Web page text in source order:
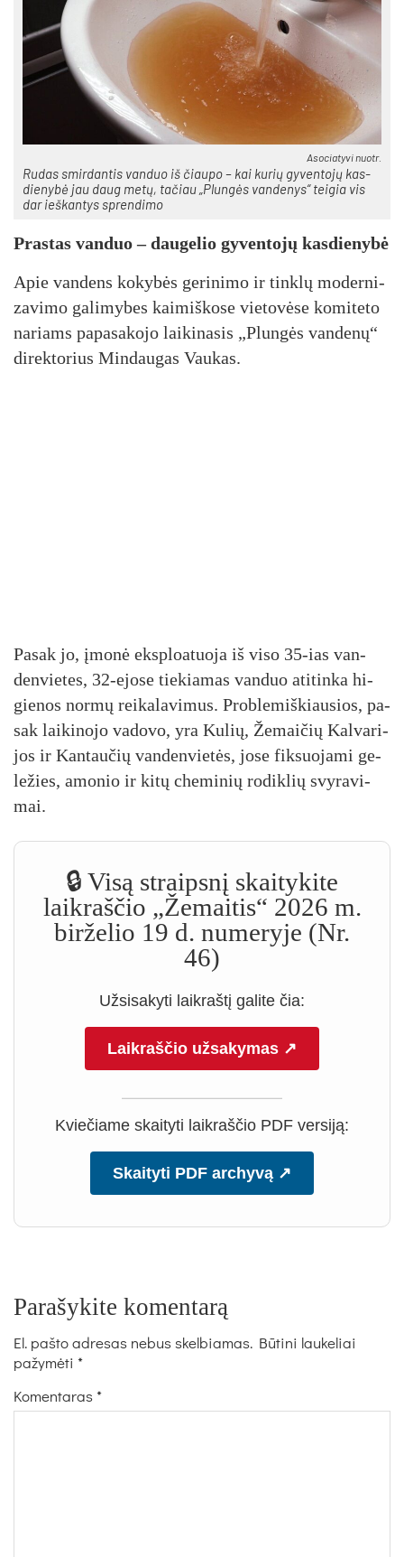
Asociatyvi nuotr.
Ru­das smir­dan­tis van­duo iš čiau­po – kai ku­rių gy­ven­to­jų kas­
die­ny­bė jau daug me­tų, ta­čiau „Plun­gės van­de­nys“ tei­gia vis
dar ieš­kan­tys spren­di­mo
Pras­tas van­duo – dau­ge­lio gy­ven­to­jų kas­die­ny­bė
Apie van­dens ko­ky­bės ge­ri­ni­mo ir tink­lų mo­der­ni­
za­vi­mo ga­li­my­bes kai­miš­ko­se vie­to­vė­se ko­mi­te­to
na­riams pa­pa­sa­ko­jo lai­ki­na­sis „Plun­gės van­de­nų“
di­rek­to­rius Min­dau­gas Vau­kas.
Pa­sak jo, įmo­nė eksp­loa­tuo­ja iš vi­so 35-ias van­
den­vie­tes, 32-ejo­se tie­kia­mas van­duo ati­tin­ka hi­
gie­nos nor­mų rei­ka­la­vi­mus. Prob­le­miš­kiau­sios, pa­
sak lai­ki­no­jo va­do­vo, yra Ku­lių, Že­mai­čių Kal­va­ri­
jos ir Kan­tau­čių van­den­vie­tės, jo­se fik­suo­ja­mi ge­
le­žies, amo­nio ir ki­tų che­mi­nių ro­dik­lių svy­ra­vi­
mai.
🔒 Visą straipsnį skaitykite
laikraščio „Žemaitis“ 2026 m.
birželio 19 d. numeryje (Nr.
46)
Užsisakyti laikraštį galite čia:
Laikraščio užsakymas ↗
Kviečiame skaityti laikraščio PDF versiją:
Skaityti PDF archyvą ↗
Parašykite komentarą
El. pašto adresas nebus skelbiamas. Būtini laukeliai
pažymėti *
Komentaras*